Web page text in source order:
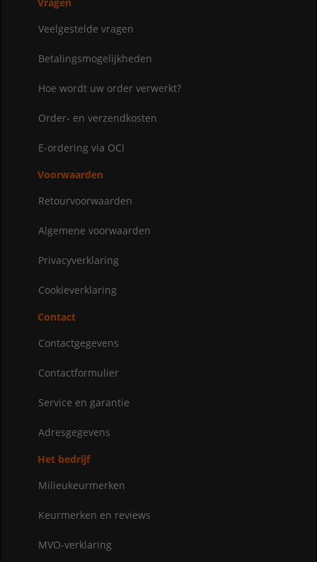
Veelgestelde vragen
Betalingsmogelijkheden
Hoe wordt uw order verwerkt?
Order- en verzendkosten
E-ordering via OCI
Voorwaarden
Retourvoorwaarden
Algemene voorwaarden
Privacyverklaring
Cookieverklaring
Contact
Contactgegevens
Contactformulier
Service en garantie
Adresgegevens
Het bedrijf
Milieukeurmerken
Keurmerken en reviews
MVO-verklaring